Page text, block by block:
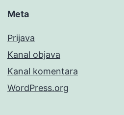
Meta
Prijava
Kanal objava
Kanal komentara
WordPress.org